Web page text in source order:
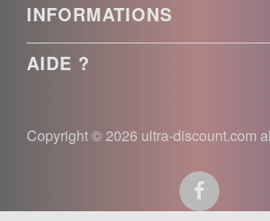
INFORMATIONS
AIDE ?
Copyright © 2026 ultra-discount.com